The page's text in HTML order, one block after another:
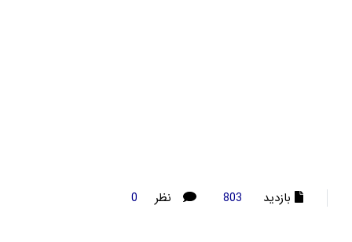
بازدید 803 نظر 0